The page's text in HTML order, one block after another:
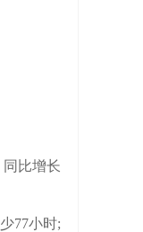
比增长
77小时;